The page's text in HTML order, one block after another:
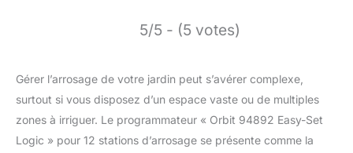
5/5 - (5 votes)
Gérer l’arrosage de votre jardin peut s’avérer complexe,
surtout si vous disposez d’un espace vaste ou de multiples
zones à irriguer. Le programmateur « Orbit 94892 Easy-Set
Logic » pour 12 stations d’arrosage se présente comme la